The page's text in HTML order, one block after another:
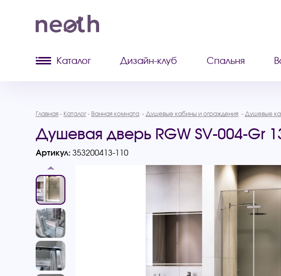
Каталог Дизайн-клуб Спальня
Главная Каталог Ванная комната Душевые кабины и ограждения Душевые
Душевая дверь RGW SV-004-Gr
Артикул: 353200413-110